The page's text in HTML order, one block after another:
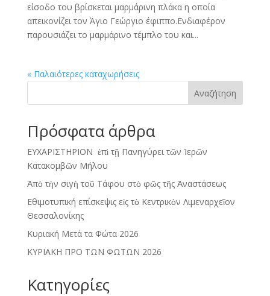
είσοδο του βρίσκεται μαρμάρινη πλάκα η οποία
απεικονίζει τον Άγιο Γεώργιο έφιππο.Ενδιαφέρον
παρουσιάζει το μαρμάρινο τέμπλο του και...
« Παλαιότερες καταχωρήσεις
Αναζήτηση
Πρόσφατα άρθρα
ΕΥΧΑΡΙΣΤΗΡΙΟΝ ἐπὶ τῇ Πανηγύρει τῶν Ἱερῶν
Κατακομβῶν Μήλου
Ἀπὸ τὴν σιγὴ τοῦ Τάφου στὸ φῶς τῆς Ἀναστάσεως
Εθιμοτυπική επίσκεψις εἰς τὸ Κεντρικὸν Λιμεναρχεῖον
Θεσσαλονίκης
Κυριακή Μετά τα Φώτα 2026
ΚΥΡΙΑΚΗ ΠΡΟ ΤΩΝ ΦΩΤΩΝ 2026
Kατηγορίες